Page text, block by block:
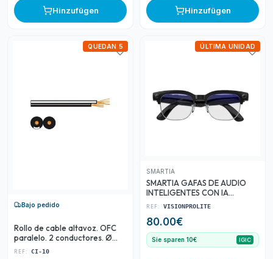
Hinzufügen Hinzufügen
Bajo pedido
Rollo de cable altavoz. OFC
paralelo. 2 conductores. Ø
0'25 mm2. Bobina 100 m.
REF: CI-10
QUEDAN 5
SMARTIA
SMARTIA GAFAS DE AUDIO
INTELIGENTES CON IA
VISIONPROLITE
REF: VISIONPROLITE
80.00€
ÚLTIMA UNIDAD
Sie sparen 10€ IGIC